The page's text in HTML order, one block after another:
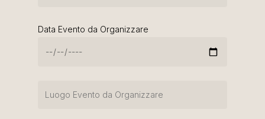
Data Evento da Organizzare